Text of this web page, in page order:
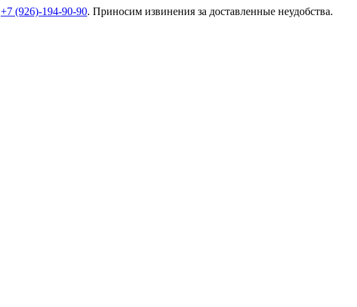
+7 (926)-194-90-90. Приносим извинения за доставленные неудобства.